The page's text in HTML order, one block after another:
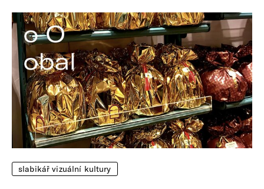
slabikář vizuální kultury